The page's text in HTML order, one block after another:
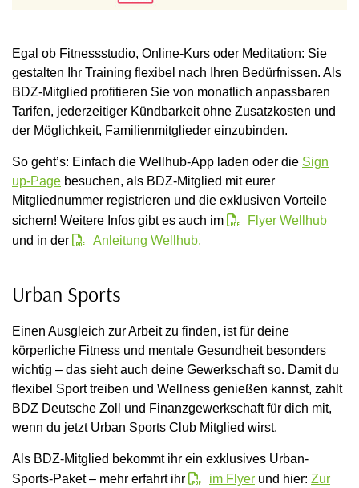
Egal ob Fitnessstudio, Online-Kurs oder Meditation: Sie
gestalten Ihr Training flexibel nach Ihren Bedürfnissen. Als
BDZ-Mitglied profitieren Sie von monatlich anpassbaren
Tarifen, jederzeitiger Kündbarkeit ohne Zusatzkosten und
der Möglichkeit, Familienmitglieder einzubinden.
So geht’s: Einfach die Wellhub-App laden oder die Sign
up-Page besuchen, als BDZ-Mitglied mit eurer
Mitgliednummer registrieren und die exklusiven Vorteile
sichern! Weitere Infos gibt es auch im
Flyer Wellhub
und in der
Anleitung Wellhub.
Urban Sports
Einen Ausgleich zur Arbeit zu finden, ist für deine
körperliche Fitness und mentale Gesundheit besonders
wichtig – das sieht auch deine Gewerkschaft so. Damit du
flexibel Sport treiben und Wellness genießen kannst, zahlt
BDZ Deutsche Zoll und Finanzgewerkschaft für dich mit,
wenn du jetzt Urban Sports Club Mitglied wirst.
Als BDZ-Mitglied bekommt ihr ein exklusives Urban-
Sports-Paket – mehr erfahrt ihr
im Flyer und hier: Zur